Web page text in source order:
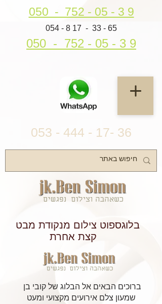
054 - 8 17 - 33 - 65
053 - 444 - 17- 36
050 - 752 - 05 - 3 9
050 - 752 - 05 - 3 9
בלוגספוט צילום מנקודת מבט
שמעון צלם אירועים מקצועי ומעט